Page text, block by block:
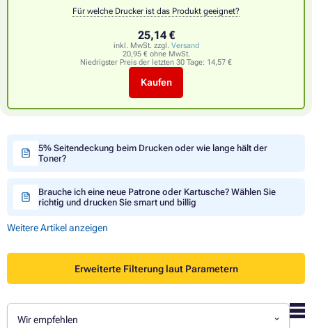
Für welche Drucker ist das Produkt geeignet?
25,14 €
inkl. MwSt. zzgl. Versand
20,95 € ohne MwSt.
Niedrigster Preis der letzten 30 Tage: 14,57 €
Kaufen
5% Seitendeckung beim Drucken oder wie lange hält der
Toner?
Brauche ich eine neue Patrone oder Kartusche? Wählen Sie
richtig und drucken Sie smart und billig
Weitere Artikel anzeigen
Erweiterte Filterung laut Parametern
Wir empfehlen